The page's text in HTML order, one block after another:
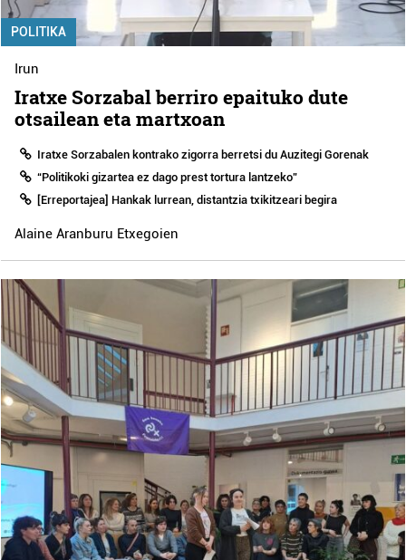
POLITIKA
Irun
Iratxe Sorzabal berriro epaituko dute
otsailean eta martxoan
Iratxe Sorzabalen kontrako zigorra berretsi du Auzitegi Gorenak
“Politikoki gizartea ez dago prest tortura lantzeko”
[Erreportajea] Hankak lurrean, distantzia txikitzeari begira
Alaine Aranburu Etxegoien